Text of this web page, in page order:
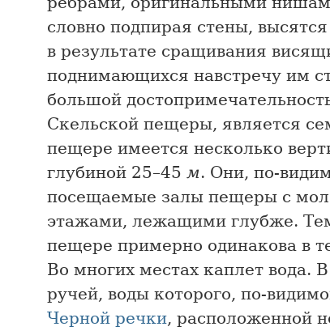
словно подпирая стены,
в результате сращивания
поднимающихся навстречу им
большой
Скельской пещеры, является
пещере имеется несколько
глубиной 25–45 м. Они, по-
посещаемые залы пещеры с
этажами, лежащими глубже.
пещере примерно одинакова в
Во многих местах каплет вода.
ручей, воды которого, по-
Черной речки, расположенной